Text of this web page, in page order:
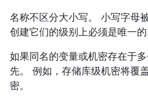
名称不区分大小写。 小写字母
创建它们的级别上必须是唯一的
如果同名的变量或机密存在于
先。 例如，存储库级机密将覆
密。